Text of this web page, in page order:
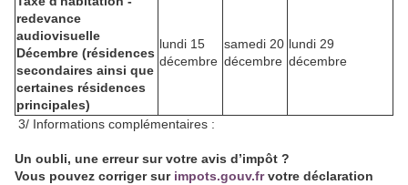
redevance
audiovisuelle
Décembre (résidences
secondaires ainsi que
certaines résidences
principales)
lundi 15
décembre
samedi 20
décembre
lundi 29
décembre
3/ Informations complémentaires :
Un oubli, une erreur sur votre avis d’impôt ?
Vous pouvez corriger sur impots.gouv.frvotre déclaration